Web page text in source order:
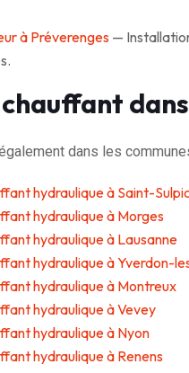
à Préverenges —
dans les
hydraulique à Saint-
hydraulique à Morges
hydraulique à Lausanne
hydraulique à Yverdon-
hydraulique à Montreux
hydraulique à Vevey
hydraulique à Nyon
hydraulique à Renens